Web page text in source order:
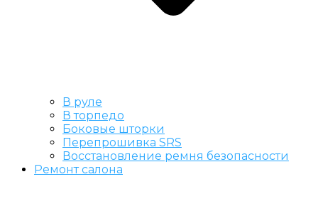
В руле
В торпедо
Боковые шторки
Перепрошивка SRS
Восстановление ремня безопасности
Ремонт салона